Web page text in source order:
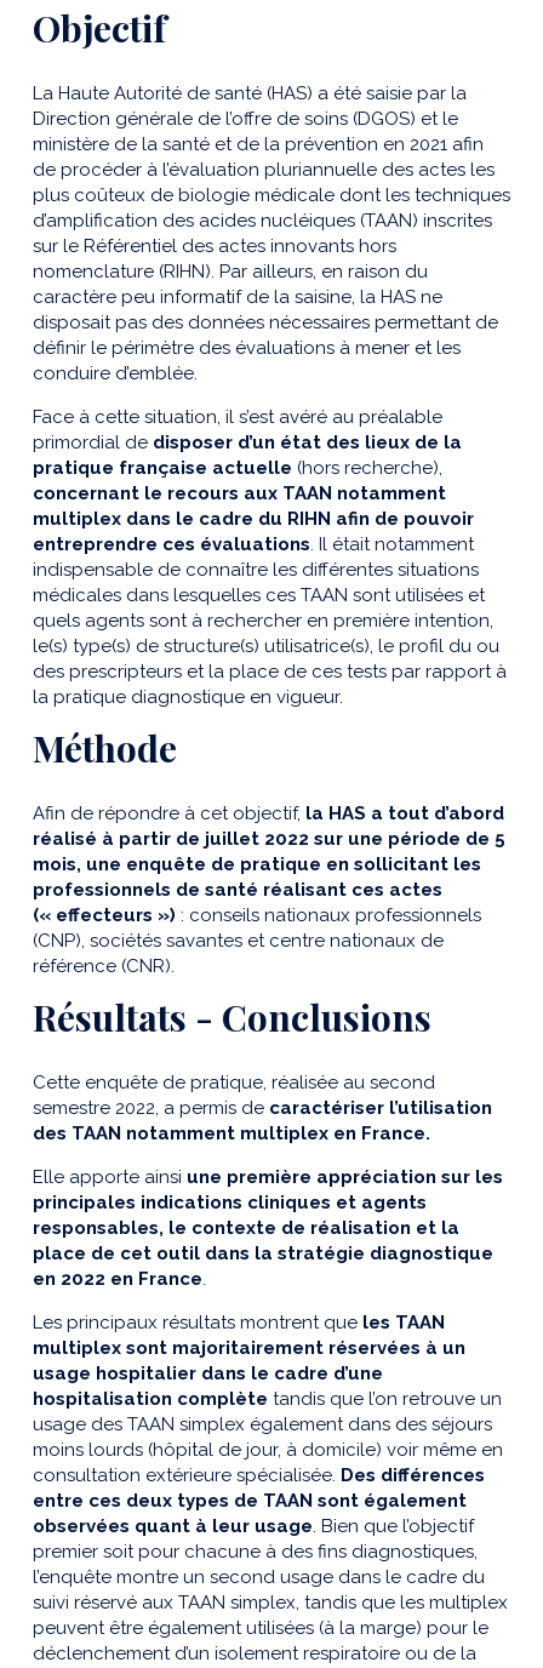
Objectif
La Haute Autorité de santé (HAS) a été saisie par la
Direction générale de l’offre de soins (DGOS) et le
ministère de la santé et de la prévention en 2021 afin
de procéder à l’évaluation pluriannuelle des actes les
plus coûteux de biologie médicale dont les techniques
d’amplification des acides nucléiques (TAAN) inscrites
sur le Référentiel des actes innovants hors
nomenclature (RIHN). Par ailleurs, en raison du
caractère peu informatif de la saisine, la HAS ne
disposait pas des données nécessaires permettant de
définir le périmètre des évaluations à mener et les
conduire d’emblée.
Face à cette situation, il s’est avéré au préalable
primordial de disposer d’un état des lieux de la
pratique française actuelle (hors recherche),
concernant le recours aux TAAN notamment
multiplex dans le cadre du RIHN afin de pouvoir
entreprendre ces évaluations. Il était notamment
indispensable de connaître les différentes situations
médicales dans lesquelles ces TAAN sont utilisées et
quels agents sont à rechercher en première intention,
le(s) type(s) de structure(s) utilisatrice(s), le profil du ou
des prescripteurs et la place de ces tests par rapport à
la pratique diagnostique en vigueur.
Méthode
Afin de répondre à cet objectif, la HAS a tout d’abord
réalisé à partir de juillet 2022 sur une période de 5
mois, une enquête de pratique en sollicitant les
professionnels de santé réalisant ces actes
(« effecteurs ») : conseils nationaux professionnels
(CNP), sociétés savantes et centre nationaux de
référence (CNR).
Résultats - Conclusions
Cette enquête de pratique, réalisée au second
semestre 2022, a permis de caractériser l’utilisation
des TAAN notamment multiplex en France.
Elle apporte ainsi une première appréciation sur les
principales indications cliniques et agents
responsables, le contexte de réalisation et la
place de cet outil dans la stratégie diagnostique
en 2022 en France.
Les principaux résultats montrent que les TAAN
multiplex sont majoritairement réservées à un
usage hospitalier dans le cadre d’une
hospitalisation complète tandis que l’on retrouve un
usage des TAAN simplex également dans des séjours
moins lourds (hôpital de jour, à domicile) voir même en
consultation extérieure spécialisée. Des différences
entre ces deux types de TAAN sont également
observées quant à leur usage. Bien que l’objectif
premier soit pour chacune à des fins diagnostiques,
l’enquête montre un second usage dans le cadre du
suivi réservé aux TAAN simplex, tandis que les multiplex
peuvent être également utilisées (à la marge) pour le
déclenchement d’un isolement respiratoire ou de la